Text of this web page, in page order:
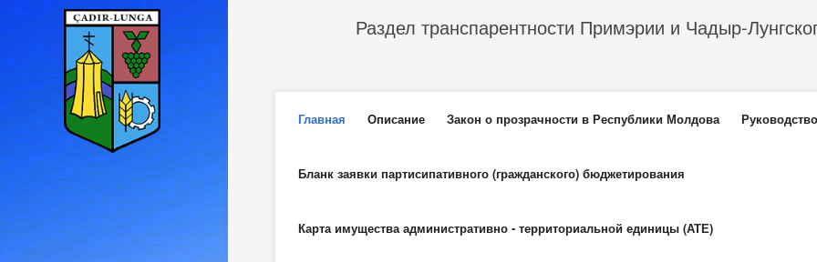
Перейти к основному содержанию
Раздел транспарентности Примэрии и Чадыр-
Главное меню
Главная Описание Закон о прозрачности в Республики Молдова
Бланк заявки партисипативного (гражданского) бюджетирования
Карта имущества административно - территориальной единицы (АТЕ)